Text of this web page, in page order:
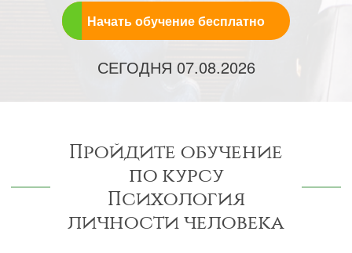
Начать обучение бесплатно
СЕГОДНЯ 07.08.2026
Пройдите обучение
по курсу
Психология
личности человека